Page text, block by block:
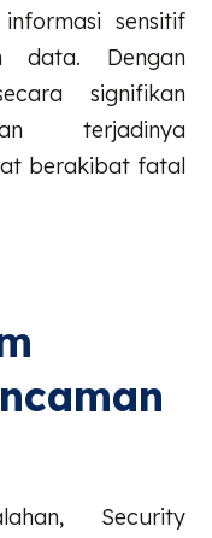
sensitif
data. Dengan
signifikan
terjadinya
berakibat fatal
Security